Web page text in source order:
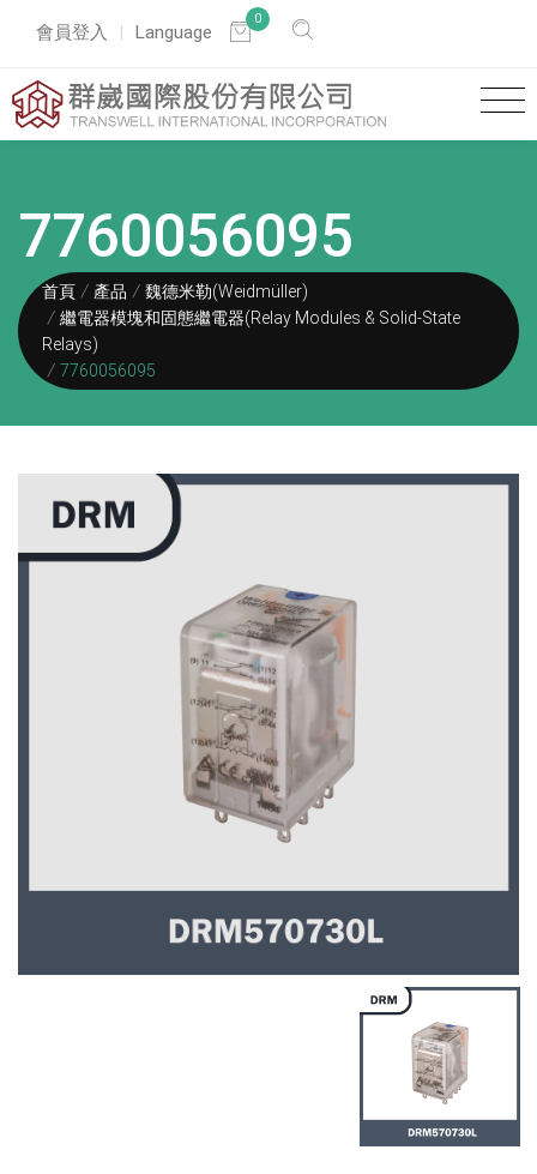
會員登入 Language
0
7760056095
首頁 產品
魏德米勒(Weidmüller)
繼電器模塊和固態繼電器(Relay Modules & Solid-State
Relays)
7760056095